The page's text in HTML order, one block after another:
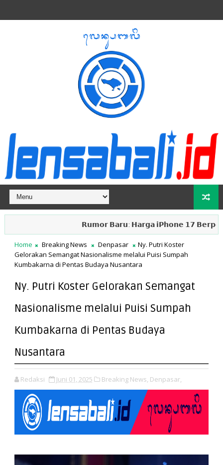
𝗥𝘂𝗺𝗼𝗿 𝗕𝗮𝗿𝘂: 𝗛𝗮𝗿𝗴𝗮 𝗶𝗣𝗵𝗼𝗻𝗲 𝟭𝟳 𝗕𝗲𝗿𝗽𝗼𝘁𝗲𝗻𝘀𝗶
Home Breaking News Denpasar
Ny. Putri Koster
Gelorakan Semangat Nasionalisme melalui Puisi Sumpah
Kumbakarna di Pentas Budaya Nusantara
Ny. Putri Koster Gelorakan Semangat
Nasionalisme melalui Puisi Sumpah
Kumbakarna di Pentas Budaya
Nusantara
Redaksi Juni 01, 2025 Breaking News, Denpasar,